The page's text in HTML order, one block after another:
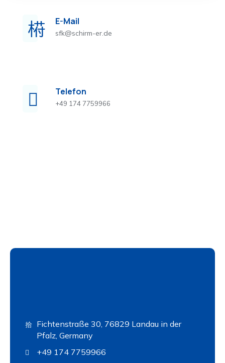
E-Mail
sfk@schirm-er.de
Telefon
+49 174 7759966
Fichtenstraße 30, 76829 Landau in der
Pfalz, Germany
+49 174 7759966